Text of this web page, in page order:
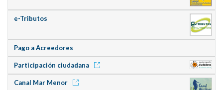
e-Tributos
Pago a Acreedores
Participación ciudadana
Canal Mar Menor